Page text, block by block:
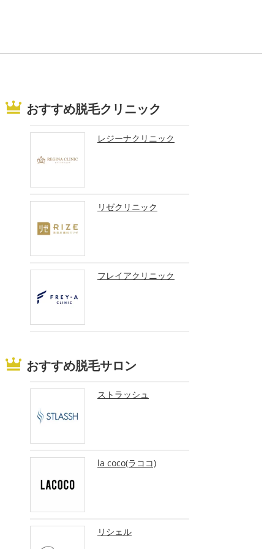
おすすめ脱毛クリニック
レジーナクリニック
リゼクリニック
フレイアクリニック
おすすめ脱毛サロン
ストラッシュ
la coco(ラココ)
リシェル